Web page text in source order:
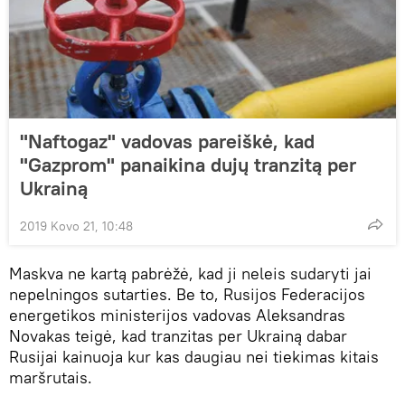
"Naftogaz" vadovas pareiškė, kad
"Gazprom" panaikina dujų tranzitą per
Ukrainą
2019 Kovo 21, 10:48
Maskva ne kartą pabrėžė, kad ji neleis sudaryti jai
nepelningos sutarties. Be to, Rusijos Federacijos
energetikos ministerijos vadovas Aleksandras
Novakas teigė, kad tranzitas per Ukrainą dabar
Rusijai kainuoja kur kas daugiau nei tiekimas kitais
maršrutais.